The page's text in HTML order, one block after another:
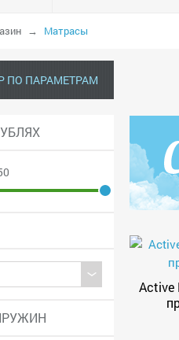
Матрасы
ПО ПАРАМЕТРАМ
Active